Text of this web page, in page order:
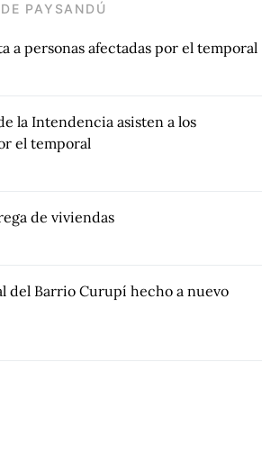
PAYSANDÚ
a personas afectadas por el temporal
la Intendencia asisten a los
el temporal
de viviendas
del Barrio Curupí hecho a nuevo